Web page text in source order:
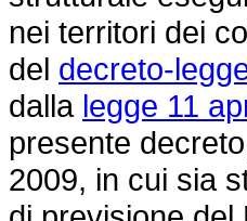
nei territori dei
del decreto-
dalla legge 11
presente
2009, in cui sia